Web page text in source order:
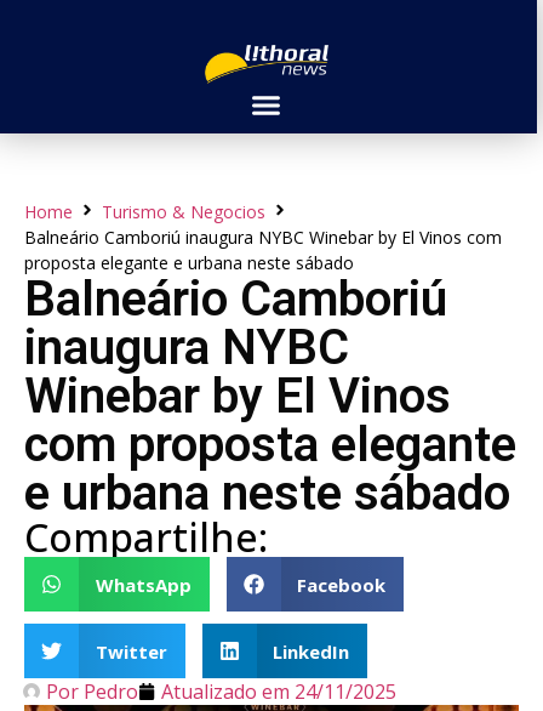
Home
Turismo & Negocios
Balneário Camboriú inaugura NYBC Winebar by El Vinos com
proposta elegante e urbana neste sábado
Balneário Camboriú
inaugura NYBC
Winebar by El Vinos
com proposta elegante
e urbana neste sábado
Compartilhe:
WhatsApp Facebook
Twitter LinkedIn
Por Pedro Atualizado em 24/11/2025